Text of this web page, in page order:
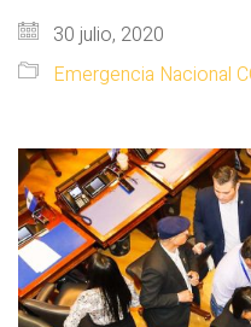
30 julio, 2020
Emergencia Nacional